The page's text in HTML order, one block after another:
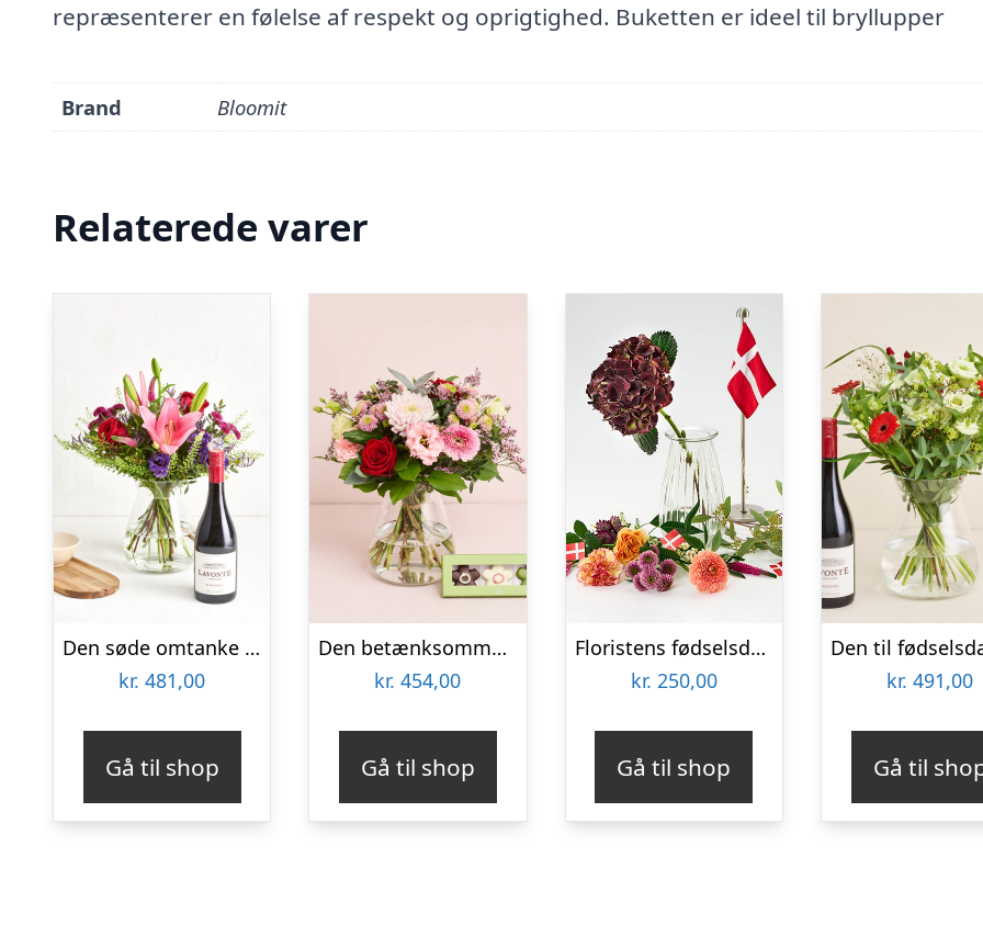
repræsenterer en følelse af respekt og oprigtighed. Buketten er ideel til bryllupper
Brand Bloomit
Relaterede varer
Den søde omtanke med Zinfandel
kr. 481,00
Gå til shop
Den betænksomme med CHO CHO marcipanblomster
kr. 454,00
Gå til shop
Floristens fødselsdags trylleri – Send blomster med Bloomit
kr. 250,00
Gå til shop
kr. 491,00
Gå til